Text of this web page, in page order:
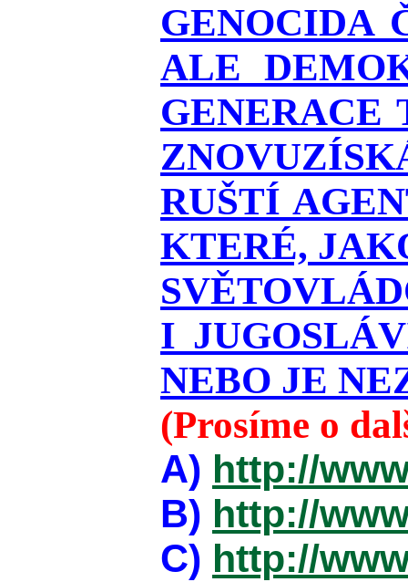
GENOCIDA
ALE
RUŠTÍ
KTERÉ,
I
NEBO JE
(Prosíme o
A) http://
B) http://
C) http://